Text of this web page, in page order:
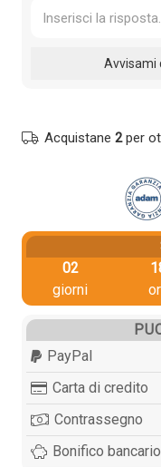
Acquistane 2per
02
giorni
PayPal
Carta di credito
Contrassegno
Bonifico bancario